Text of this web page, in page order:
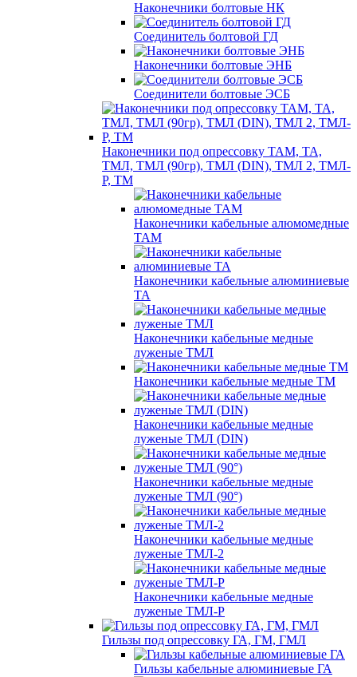
Наконечники болтовые НК
Соединитель болтовой ГД
Наконечники болтовые ЭНБ
Соединители болтовые ЭСБ
Наконечники под опрессовку ТАМ, ТА,
ТМЛ, ТМЛ (90гр), ТМЛ (DIN), ТМЛ 2, ТМЛ-
Р, ТМ
Наконечники кабельные алюмомедные
ТАМ
Наконечники кабельные алюминиевые
ТА
Наконечники кабельные медные
луженые ТМЛ
Наконечники кабельные медные ТМ
Наконечники кабельные медные
луженые ТМЛ (DIN)
Наконечники кабельные медные
луженые ТМЛ (90°)
Наконечники кабельные медные
луженые ТМЛ-2
Наконечники кабельные медные
луженые ТМЛ-Р
Гильзы под опрессовку ГА, ГМ, ГМЛ
Гильзы кабельные алюминиевые ГА